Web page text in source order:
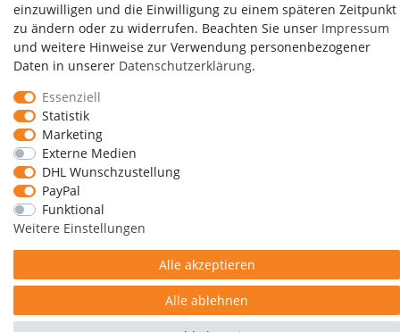
Impressum
Widerrufs­recht Vertrag widerrufen Kontakt
einzuwilligen und die Einwilligung zu einem späteren Zeitpunkt
zu ändern oder zu widerrufen. Beachten Sie unser Impressum
und weitere Hinweise zur Verwendung personenbezogener
Daten in unserer Daten­schutz­erklärung.
Essenziell
Statistik
Marketing
Externe Medien
DHL Wunschzustellung
PayPal
Funktional
Weitere Einstellungen
Alle akzeptieren
Alle ablehnen